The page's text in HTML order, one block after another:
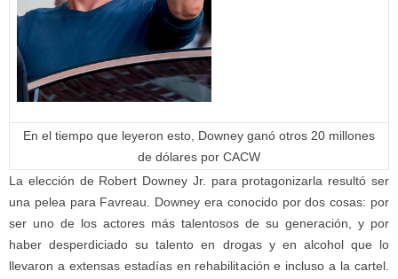
En el tiempo que leyeron esto, Downey ganó otros 20 millones
de dólares por CACW
La elección de Robert Downey Jr. para protagonizarla resultó ser
una pelea para Favreau. Downey era conocido por dos cosas: por
ser uno de los actores más talentosos de su generación, y por
haber desperdiciado su talento en drogas y en alcohol que lo
llevaron a extensas estadías en rehabilitación e incluso a la cartel.